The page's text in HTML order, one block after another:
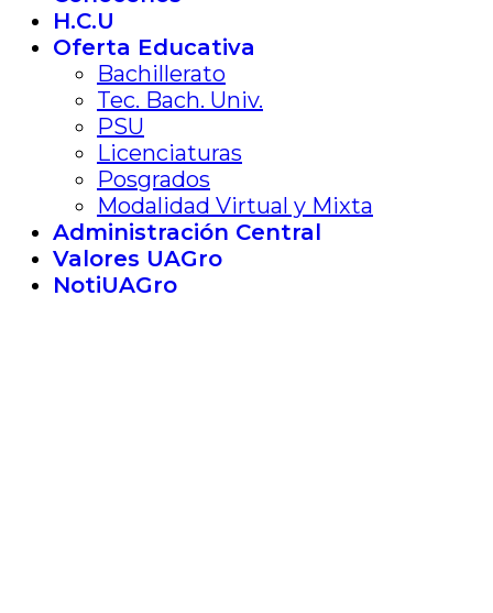
H.C.U
Oferta Educativa
Bachillerato
Tec. Bach. Univ.
PSU
Licenciaturas
Posgrados
Modalidad Virtual y Mixta
Administración Central
Valores UAGro
NotiUAGro